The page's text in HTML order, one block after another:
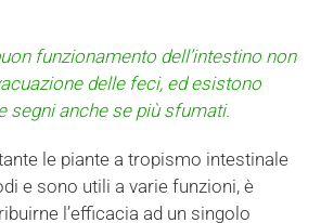
funzionamento dell’intestino non
delle feci, ed esistono
segni anche se più sfumati.
le piante a tropismo intestinale
e sono utili a varie funzioni, è
l’efficacia ad un singolo